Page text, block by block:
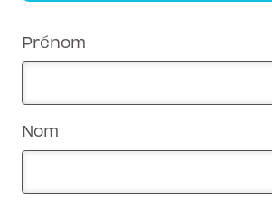
Prénom
Nom